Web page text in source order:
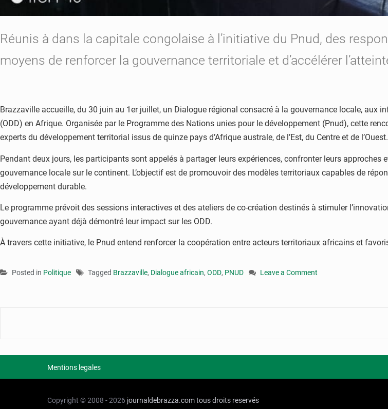
Réunis à dans la capitale congolaise à l’initiative du Pnud, des
moyens de renforcer la gouvernance territoriale et d’accélérer
Brazzaville accueille, du 30 juin au 1er juillet, un Dialogue régional consacré à la gouvernance locale, aux
(ODD) en Afrique. Organisée par le Programme des Nations unies pour le développement (Pnud), cette
experts du développement territorial issus de quinze pays d’Afrique australe, de l’Est, du Centre et de l’Ouest.
Pendant deux jours, les participants sont appelés à partager leurs expériences, confronter leurs
gouvernance locale sur le continent. L’objectif est de promouvoir des modèles territoriaux capables de
développement durable.
Le programme prévoit des sessions interactives et des ateliers de co-création destinés à stimuler
gouvernance ayant déjà démontré leur impact sur les ODD.
À travers cette initiative, le Pnud entend renforcer la coopération entre acteurs territoriaux africains et
Posted in Politique Tagged Brazzaville, Dialogue africain, ODD, PNUD
Leave a Comment
dialogue
Mentions legales
Copyright © 2008 - 2026 journaldebrazza.comtous droits reservés